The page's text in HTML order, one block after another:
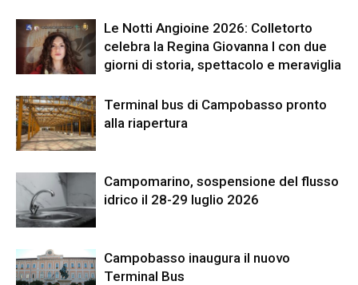
Le Notti Angioine 2026: Colletorto
celebra la Regina Giovanna I con due
giorni di storia, spettacolo e meraviglia
Terminal bus di Campobasso pronto
alla riapertura
Campomarino, sospensione del flusso
idrico il 28-29 luglio 2026
Campobasso inaugura il nuovo
Terminal Bus